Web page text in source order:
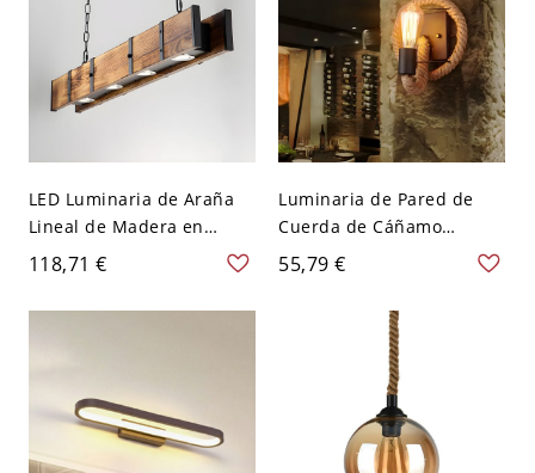
LED Luminaria de Araña
Lineal de Madera en
Marrón Lámpara
Pendiente Industrial de
Rectángulo para Comedor
118,71 €
Luminaria de Pared de
Cuerda de Cáñamo
Bombilla Única Luz de
Pared Industrial en
Marrón con Brazo Curvo -
110 A 120 V Marrón
55,79 €